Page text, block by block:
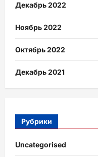
Декабрь 2022
Ноябрь 2022
Октябрь 2022
Декабрь 2021
Рубрики
Uncategorised